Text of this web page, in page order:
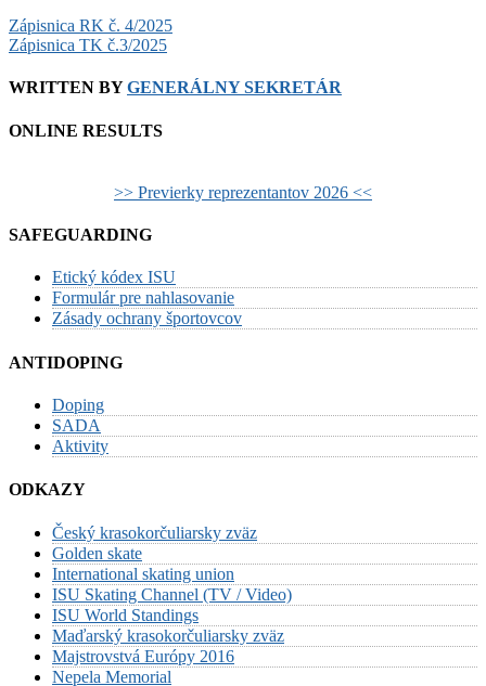
Post
navigation
Zápisnica RK č. 4/2025
Zápisnica TK č.3/2025
WRITTEN BYGENERÁLNY SEKRETÁR
ONLINE RESULTS
>> Previerky reprezentantov 2026 <<
SAFEGUARDING
Etický kódex ISU
Formulár pre nahlasovanie
Zásady ochrany športovcov
ANTIDOPING
Doping
SADA
Aktivity
ODKAZY
Český krasokorčuliarsky zväz
Golden skate
International skating union
ISU Skating Channel (TV / Video)
ISU World Standings
Maďarský krasokorčuliarsky zväz
Majstrovstvá Európy 2016
Nepela Memorial